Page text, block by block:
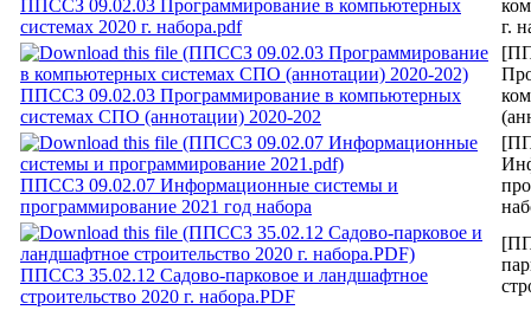
ППССЗ 09.02.03 Программирование в компьютерных
системах 2020 г. набора.pdf
г.
ППССЗ 09.02.03 Программирование в компьютерных
системах СПО (аннотации) 2020-202
ППССЗ 09.02.07 Информационные системы и
программирование 2021 год набора
ППССЗ 35.02.12 Садово-парковое и ландшафтное
строительство 2020 г. набора.PDF